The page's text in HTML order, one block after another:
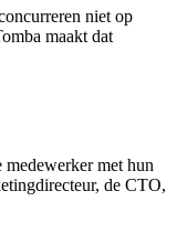
niet op
maakt dat
medewerker met hun
de CTO,